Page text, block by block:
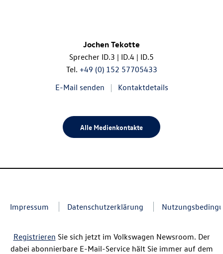
Jochen Tekotte
Sprecher ID.3 | ID.4 | ID.5
Tel. +49 (0) 152 57705433
E-Mail senden
Kontaktdetails
Alle Medienkontakte
Impressum Datenschutzerklärung
Registrieren Sie sich jetzt im Volkswagen Newsroom. Der
dabei abonnierbare E-Mail-Service hält Sie immer auf dem